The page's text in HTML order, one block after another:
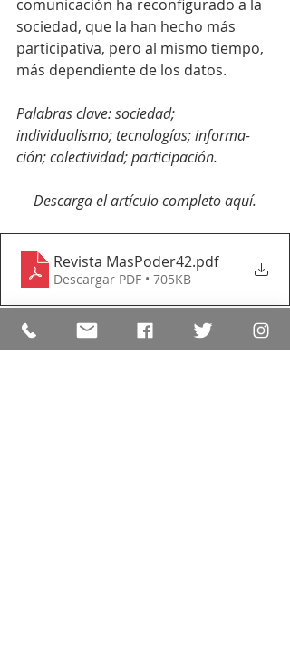
comunicación ha reconfigurado a la
sociedad, que la han hecho más
participativa, pero al mismo tiempo,
más dependiente de los datos.
Palabras clave: sociedad;
individualismo; tecnologías; informa-
ción; colectividad; participación.
Descarga el artículo completo aquí.
Revista MasPoder42.pdf
Descargar PDF • 705KB
Sociedad de Masas
Individualización